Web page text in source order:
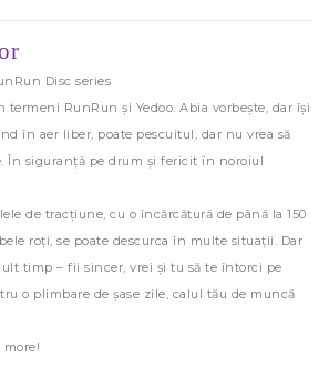
Disc series
termeni RunRun și Yedoo. Abia vorbește, dar își
în aer liber, poate pescuitul, dar nu vrea să
În siguranță pe drum și fericit în noroiul
de tracțiune, cu o încărcătură de până la 150
roți, se poate descurca în multe situații. Dar
timp – fii sincer, vrei și tu să te întorci pe
o plimbare de șase zile, calul tău de muncă
more!